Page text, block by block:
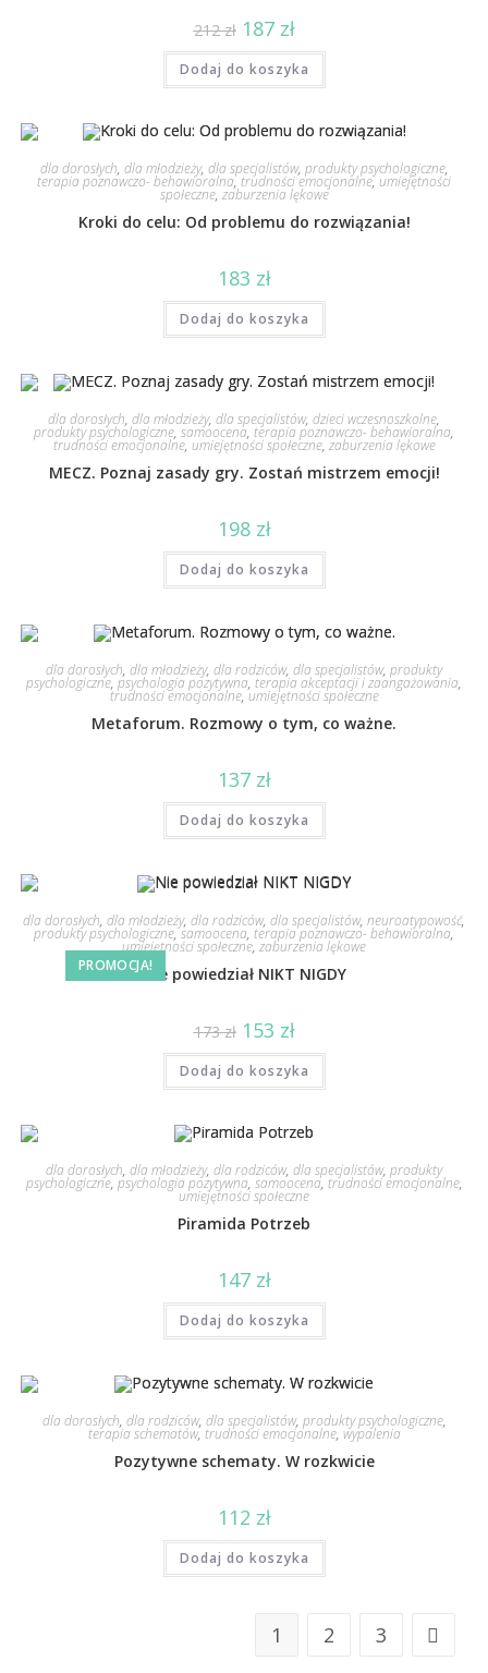
212zł 187 zł
Dodaj do koszyka
dla dorosłych, dla młodzieży, dla specjalistów, produkty psychologiczne,
terapia poznawczo- behawioralna, trudności emocjonalne,umiejętności
społeczne, zaburzenia lękowe
Kroki do celu: Od problemu do rozwiązania!
183 zł
Dodaj do koszyka
dla dorosłych, dla młodzieży, dla specjalistów, dzieci wczesnoszkolne,
produkty psychologiczne, samoocena, terapia poznawczo- behawioralna,
trudności emocjonalne, umiejętności społeczne, zaburzenia lękowe
MECZ. Poznaj zasady gry. Zostań mistrzem emocji!
198 zł
Dodaj do koszyka
dla dorosłych, dla młodzieży, dla rodziców, dla specjalistów, produkty
psychologiczne, psychologia pozytywna, terapia akceptacji i zaangażowania,
trudności emocjonalne,umiejętności społeczne
Metaforum. Rozmowy o tym, co ważne.
137 zł
Dodaj do koszyka
PROMOCJA!
dla dorosłych, dla młodzieży, dla rodziców, dla specjalistów, neuroatypowość,
produkty psychologiczne,samoocena, terapia poznawczo- behawioralna,
umiejętności społeczne, zaburzenia lękowe
Nie powiedział NIKT NIGDY
173zł 153 zł
Dodaj do koszyka
dla dorosłych, dla młodzieży, dla rodziców, dla specjalistów, produkty
psychologiczne, psychologia pozytywna, samoocena, trudności emocjonalne,
umiejętności społeczne
Piramida Potrzeb
147 zł
Dodaj do koszyka
dla dorosłych, dla rodziców, dla specjalistów, produkty psychologiczne,
terapia schematów, trudności emocjonalne, wypalenia
Pozytywne schematy. W rozkwicie
112 zł
Dodaj do koszyka
1 2 3